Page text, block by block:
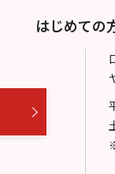
はじめての